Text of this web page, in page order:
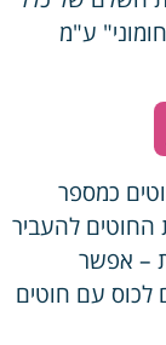
ע"מ
כמספר
להעביר
– אפשר
עם חוטים